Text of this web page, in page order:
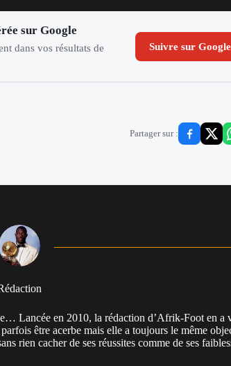
sur Google
dans vos résultats de
Suivre sur Google
Partager sur :
Lancée en 2010, la rédaction d’Afrik-Foot en a
être acerbe mais elle a toujours le même
rien cacher de ses réussites comme de ses